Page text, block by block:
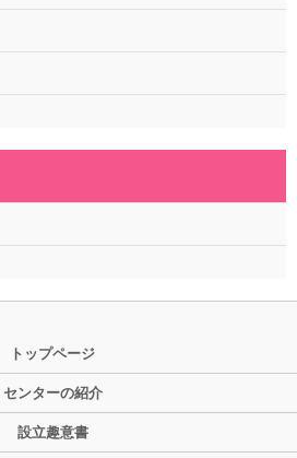
トップページ
センターの紹介
設立趣意書